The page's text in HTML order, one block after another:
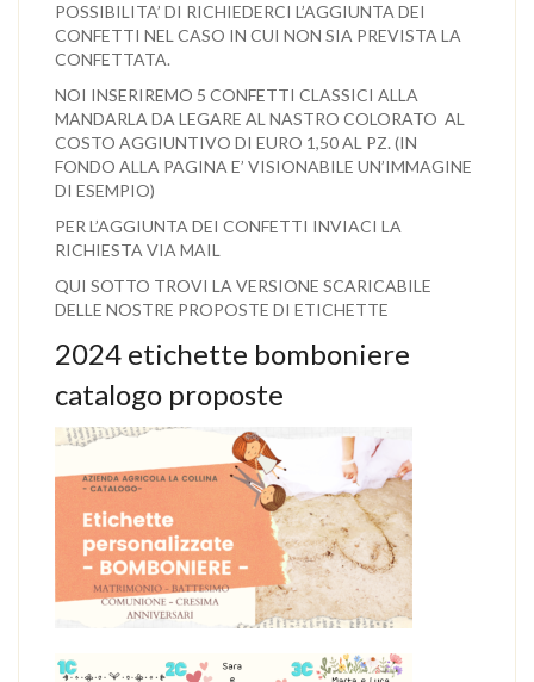
POSSIBILITA’ DI RICHIEDERCI L’AGGIUNTA DEI
CONFETTI NEL CASO IN CUI NON SIA PREVISTA LA
CONFETTATA.
NOI INSERIREMO 5 CONFETTI CLASSICI ALLA
MANDARLA DA LEGARE AL NASTRO COLORATO AL
COSTO AGGIUNTIVO DI EURO 1,50 AL PZ. (IN
FONDO ALLA PAGINA E’ VISIONABILE UN’IMMAGINE
DI ESEMPIO)
PER L’AGGIUNTA DEI CONFETTI INVIACI LA
RICHIESTA VIA MAIL
QUI SOTTO TROVI LA VERSIONE SCARICABILE
DELLE NOSTRE PROPOSTE DI ETICHETTE
2024 etichette bomboniere
catalogo proposte